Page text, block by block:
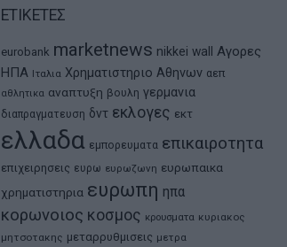
ΕΤΙΚΕΤΕΣ
eurobank marketnews nikkei wall
Αγορες
ΗΠΑ Ιταλια Χρηματιστηριο Αθηνων αεπ
αθλητικα αναπτυξη βουλη γερμανια
διαπραγματευση δντ εκλογες εκτ
ελλαδα εμπορευματα επικαιροτητα
επιχειρησεις ευρω ευρωζωνη ευρωπαικα
χρηματιστηρια ευρωπη ηπα
κορωνοιος κοσμος κρουσματα κυριακος
μητσοτακης μεταρρυθμισεις μετρα